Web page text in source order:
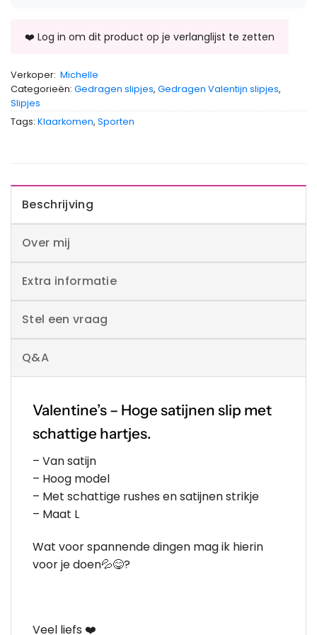
Verkoper: Michelle
Categorieën: Gedragen slipjes, Gedragen Valentijn slipjes,
Slipjes
Tags: Klaarkomen, Sporten
Beschrijving
Over mij
Extra informatie
Stel een vraag
Q&A
Valentine’s – Hoge satijnen slip met
schattige hartjes.
– Van satijn
– Hoog model
– Met schattige rushes en satijnen strikje
– Maat L
Wat voor spannende dingen mag ik hierin
voor je doen💦😋?
Veel liefs ❤️